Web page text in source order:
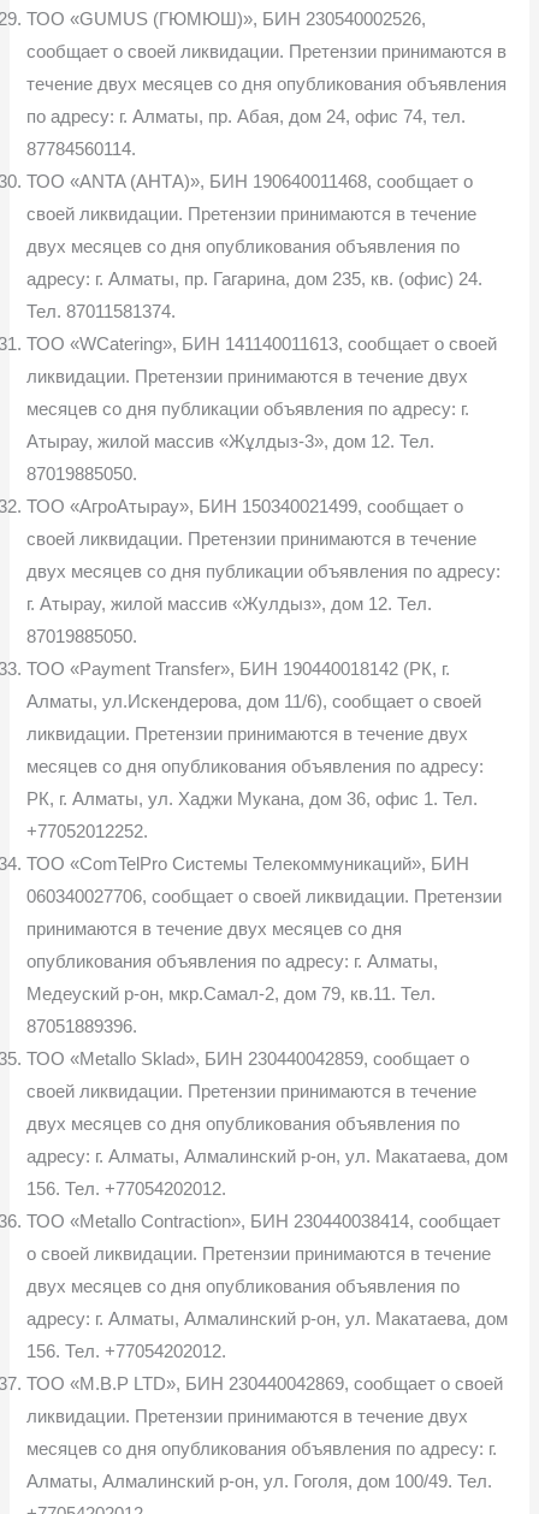
ТОО «GUMUS (ГЮМЮШ)», БИН 230540002526,
сообщает о своей ликвидации. Претензии принимаются в
течение двух месяцев со дня опубликования объявления
по адресу: г. Алматы, пр. Абая, дом 24, офис 74, тел.
87784560114.
ТОО «ANTA (АНТА)», БИН 190640011468, сообщает о
своей ликвидации. Претензии принимаются в течение
двух месяцев со дня опубликования объявления по
адресу: г. Алматы, пр. Гагарина, дом 235, кв. (офис) 24.
Тел. 87011581374.
ТОО «WCatering», БИН 141140011613, сообщает о своей
ликвидации. Претензии принимаются в течение двух
месяцев со дня публикации объявления по адресу: г.
Атырау, жилой массив «Жұлдыз-3», дом 12. Тел.
87019885050.
ТОО «АгроАтырау», БИН 150340021499, сообщает о
своей ликвидации. Претензии принимаются в течение
двух месяцев со дня публикации объявления по адресу:
г. Атырау, жилой массив «Жулдыз», дом 12. Тел.
87019885050.
ТОО «Payment Transfer», БИН 190440018142 (РК, г.
Алматы, ул.Искендерова, дом 11/6), сообщает о своей
ликвидации. Претензии принимаются в течение двух
месяцев со дня опубликования объявления по адресу:
РК, г. Алматы, ул. Хаджи Мукана, дом 36, офис 1. Тел.
+77052012252.
ТОО «ComTelPro Системы Телекоммуникаций», БИН
060340027706, сообщает о своей ликвидации. Претензии
принимаются в течение двух месяцев со дня
опубликования объявления по адресу: г. Алматы,
Медеуский р-он, мкр.Самал-2, дом 79, кв.11. Тел.
87051889396.
ТОО «Metallo Sklad», БИН 230440042859, сообщает о
своей ликвидации. Претензии принимаются в течение
двух месяцев со дня опубликования объявления по
адресу: г. Алматы, Алмалинский р-он, ул. Макатаева, дом
156. Тел. +77054202012.
ТОО «Metallo Contraction», БИН 230440038414, сообщает
о своей ликвидации. Претензии принимаются в течение
двух месяцев со дня опубликования объявления по
адресу: г. Алматы, Алмалинский р-он, ул. Макатаева, дом
156. Тел. +77054202012.
ТОО «M.B.P LTD», БИН 230440042869, сообщает о своей
ликвидации. Претензии принимаются в течение двух
месяцев со дня опубликования объявления по адресу: г.
Алматы, Алмалинский р-он, ул. Гоголя, дом 100/49. Тел.